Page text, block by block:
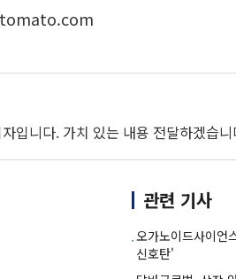
입니다. 가치 있는 내용 전달하겠습
관련 기사
오가노이드사이
신호탄'